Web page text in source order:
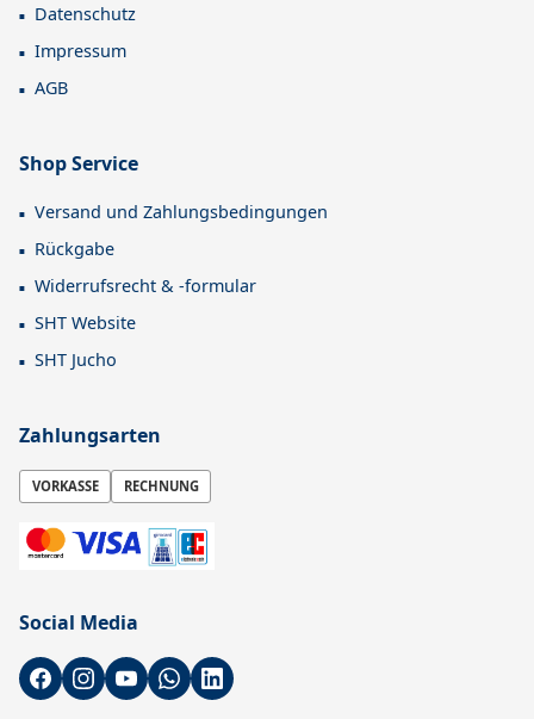
Datenschutz
Impressum
AGB
Shop Service
Versand und Zahlungsbedingungen
Rückgabe
Widerrufsrecht & -formular
SHT Website
SHT Jucho
Zahlungsarten
VORKASSE RECHNUNG
Social Media